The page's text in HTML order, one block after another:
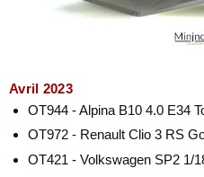
Avril 2023
OT944 - Alpina B10 4.0 E34
OT972 - Renault Clio 3 RS
OT421 - Volkswagen SP2 1/